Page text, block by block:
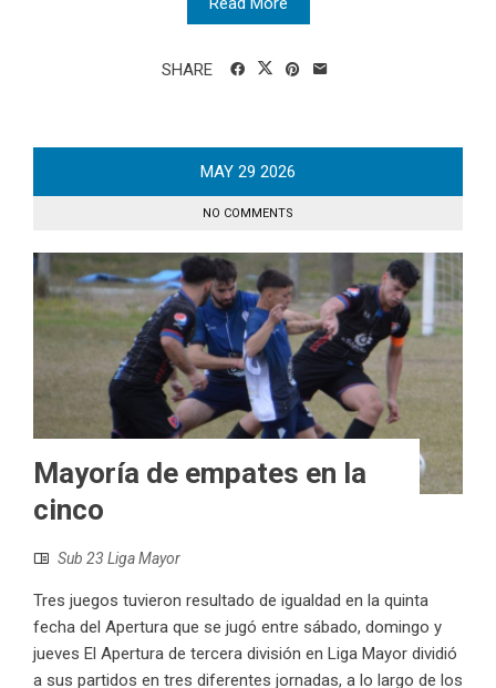
SHARE
MAY 29 2026
NO COMMENTS
Mayoría de empates en la
cinco
Sub 23 Liga Mayor
Tres juegos tuvieron resultado de igualdad en la quinta
fecha del Apertura que se jugó entre sábado, domingo y
jueves El Apertura de tercera división en Liga Mayor dividió
a sus partidos en tres diferentes jornadas, a lo largo de los